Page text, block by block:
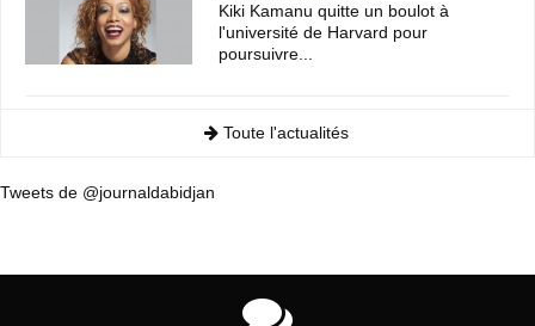
Kiki Kamanu quitte un boulot à
l'université de Harvard pour
poursuivre...
Toute l'actualités
Tweets de @journaldabidjan